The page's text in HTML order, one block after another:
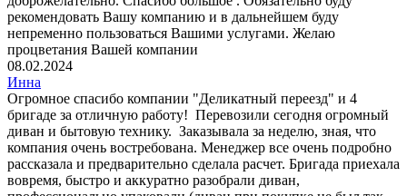
рекомендовать Вашу компанию и в дальнейшем буду
непременно пользоваться Вашими услугами. Желаю
процветания Вашей компании
08.02.2024
Инна
Огромное спасибо компании "Деликатный переезд" и 4
бригаде за отличную работу! Перевозили сегодня огромный
диван и бытовую технику. Заказывала за неделю, зная, что
компания очень востребована. Менеджер все очень подробно
рассказала и предварительно сделала расчет. Бригада приехала
вовремя, быстро и аккуратно разобрали диван,